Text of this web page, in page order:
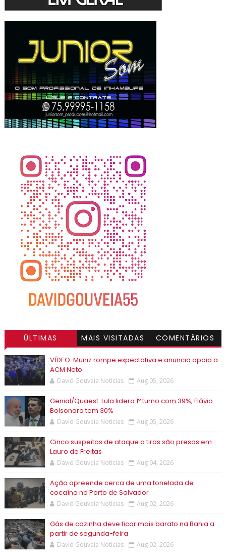
ÚLTIMAS MAIS VISITADAS COMENTÁRIOS
VÍDEO: Muniz rompe expectativa e anuncia apoio a
ACM Neto
David Gouveia Notícias Aug 05, 2026
Genial/Quaest: Lula lidera 1º turno com 39%; Flávio
Bolsonaro tem 30%
David Gouveia Notícias Aug 05, 2026
Cinco suspeitos de ataque a tiros são presos em
Lauro de Freitas
David Gouveia Notícias Aug 04, 2026
Ação apreende cerca de uma tonelada de
cocaína no Porto de Salvador
David Gouveia Notícias Aug 02, 2026
Gás de cozinha deve ficar mais barato na Bahia a
partir de segunda-feira
David Gouveia Notícias Aug 02, 2026